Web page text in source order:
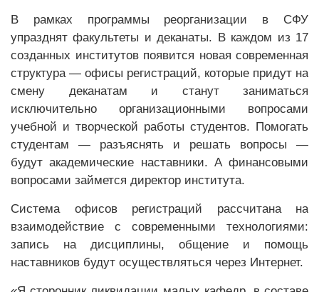
В рамках программы реорганизации в СФУ
упразднят факультеты и деканаты. В каждом из 17
созданных институтов появится новая современная
структура — офисы регистраций, которые придут на
смену деканатам и станут заниматься
исключительно организационными вопросами
учебной и творческой работы студентов. Помогать
студентам — разъяснять и решать вопросы —
будут академические наставники. А финансовыми
вопросами займется директор института.
Система офисов регистраций рассчитана на
взаимодействие с современными технологиями:
запись на дисциплины, общение и помощь
наставников будут осуществляться через Интернет.